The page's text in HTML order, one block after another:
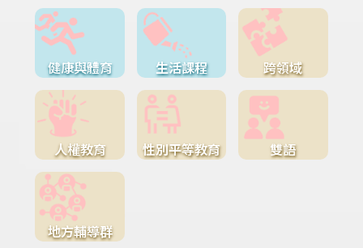
健康與體育 生活課程 跨領域
人權教育 性別平等教育 雙語
地方輔導群